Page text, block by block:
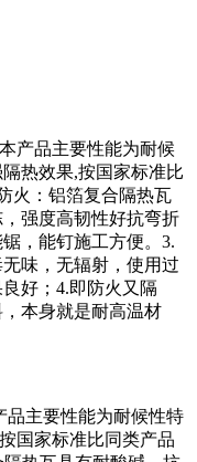
产品主要性能为耐候
热效果,按国家标准比
火：铝箔复合隔热瓦
强度高韧性好抗弯折
，能钉施工方便。3.
味，无辐射，使用过
好；4.即防火又隔
本身就是耐高温材
主要性能为耐候性特
国家标准比同类产品